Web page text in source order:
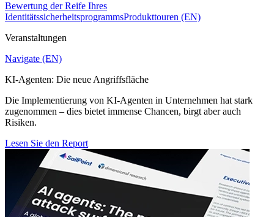
Bewertung der Reife Ihres
IdentitätssicherheitsprogrammsProdukttouren (EN)
Veranstaltungen
Navigate (EN)
KI-Agenten: Die neue Angriffsfläche
Die Implementierung von KI-Agenten in Unternehmen hat stark
zugenommen – dies bietet immense Chancen, birgt aber auch
Risiken.
Lesen Sie den Report